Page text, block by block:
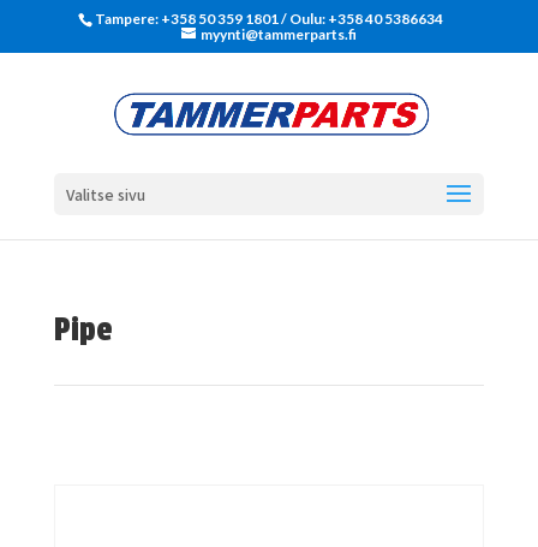
Tampere: +358 50 359 1801‬ / Oulu: +358 40 5386634
myynti@tammerparts.fi
Valitse sivu
Pipe